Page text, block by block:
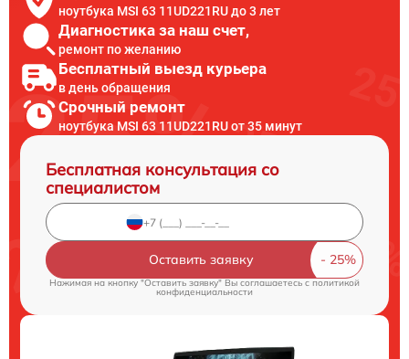
ноутбука MSI 63 11UD221RU до 3 лет
Диагностика за наш счет,
ремонт по желанию
Бесплатный выезд курьера
в день обращения
Срочный ремонт
ноутбука MSI 63 11UD221RU от 35 минут
Бесплатная консультация со
специалистом
Оставить заявку
Нажимая на кнопку "Оставить заявку" Вы соглашаетесь cполитикой
конфиденциальности